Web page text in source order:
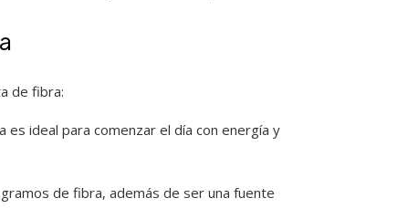
de fibra:
es ideal para comenzar el día con energía y
de fibra, además de ser una fuente